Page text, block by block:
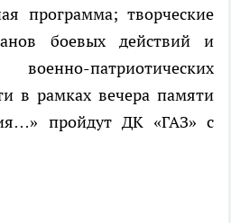
программа; творческие
боевых действий и
патриотических
в рамках вечера памяти
пройдут ДК «ГАЗ» с